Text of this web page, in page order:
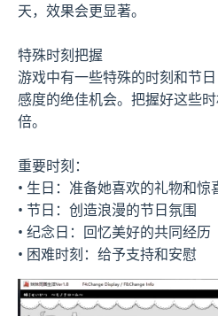
天，效果会更显著。
特殊时刻把握
游戏中有一些特殊的时刻和节
感度的绝佳机会。把握好这些
倍。
重要时刻：
• 生日：准备她喜欢的礼物和惊
• 节日：创造浪漫的节日氛围
• 纪念日：回忆美好的共同经历
• 困难时刻：给予支持和安慰